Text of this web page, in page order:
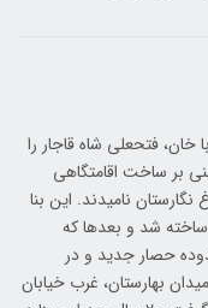
خان، فتحعلی شاه قاجار را
بر ساخت اقامتگاهی
را باغ نگارستان نامیدند. این بنا
شد و بعدها که
حصار جدید و در
بهارستان، غرب خیابان